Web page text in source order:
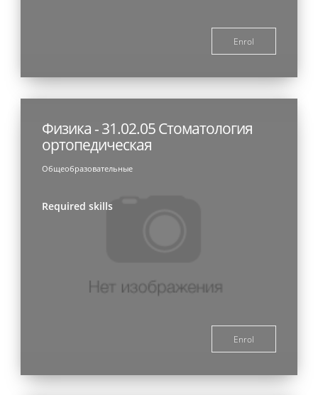
Enrol
Физика - 31.02.05 Стоматология
ортопедическая
Общеобразовательные
Required skills
Enrol